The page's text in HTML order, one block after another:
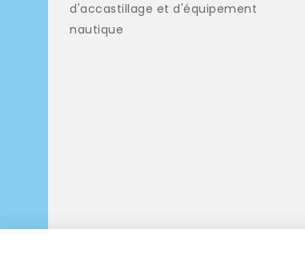
d'accastillage et d'équipement
nautique